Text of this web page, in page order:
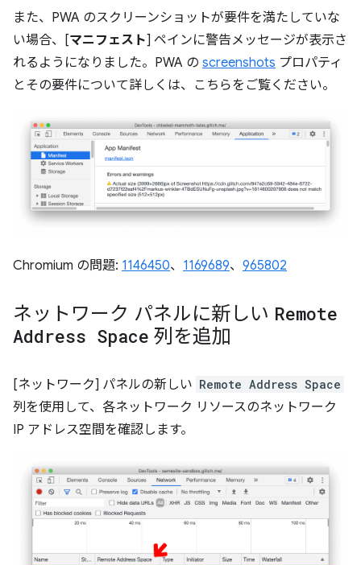
また、PWA のスクリーンショットが要件を満たしていな
い場合、[マニフェスト] ペインに警告メッセージが表示さ
れるようになりました。PWA の screenshots プロパティ
とその要件について詳しくは、こちらをご覧ください。
Chromium の問題: 1146450、 1169689、 965802
ネットワーク パネルに新しい Remote
Address Space 列を追加
[ネットワーク] パネルの新しい Remote Address Space
列を使用して、各ネットワーク リソースのネットワーク
IP アドレス空間を確認します。